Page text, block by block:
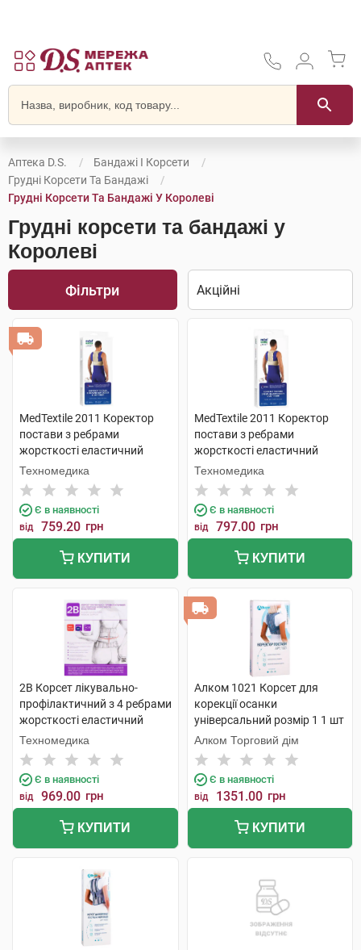
Аптека D.S.
Бандажі І Корсети
Грудні Корсети Та Бандажі
Грудні Корсети Та Бандажі У Королеві
Грудні корсети та бандажі у
Королеві
Фільтри
MedTextile 2011 Коректор
постави з ребрами
жорсткості еластичний
розмір L 1 шт
Техномедика
Є в наявності
від 759.20 грн
КУПИТИ
MedTextile 2011 Коректор
постави з ребрами
жорсткості еластичний
розмір М 1 шт
Техномедика
Є в наявності
від 797.00 грн
КУПИТИ
2B Корсет лікувально-
профілактичний з 4 ребрами
жорсткості еластичний
розмір XL/XXL 1 шт
Техномедика
Є в наявності
від 969.00 грн
КУПИТИ
Алком 1021 Корсет для
корекції осанки
універсальний розмір 1 1 шт
Алком Торговий дім
Є в наявності
від 1351.00 грн
КУПИТИ